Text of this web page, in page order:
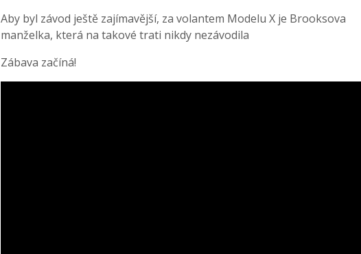
Aby byl závod ještě zajímavější, za volantem Modelu X je Brooksova
manželka, která na takové trati nikdy nezávodila
Zábava začíná!